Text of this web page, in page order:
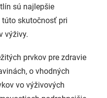
sú najlepšie
skutočnosť pri
výživy.
prvkov pre zdravie
o vhodných
vo výživových